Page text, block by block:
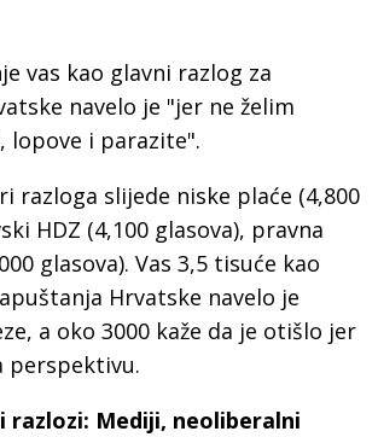
vas kao glavni razlog za
navelo je "jer ne želim
lopove i parazite".
razloga slijede niske plaće (4,800
HDZ (4,100 glasova), pravna
glasova). Vas 3,5 tisuće kao
Hrvatske navelo je
a oko 3000 kaže da je otišlo jer
perspektivu.
razlozi: Mediji, neoliberalni